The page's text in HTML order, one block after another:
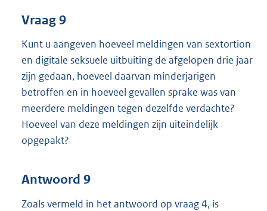
Vraag 9
Kunt u aangeven hoeveel meldingen van sextortion
en digitale seksuele uitbuiting de afgelopen drie jaar
zijn gedaan, hoeveel daarvan minderjarigen
betroffen en in hoeveel gevallen sprake was van
meerdere meldingen tegen dezelfde verdachte?
Hoeveel van deze meldingen zijn uiteindelijk
opgepakt?
Antwoord 9
Zoals vermeld in het antwoord op vraag 4, is